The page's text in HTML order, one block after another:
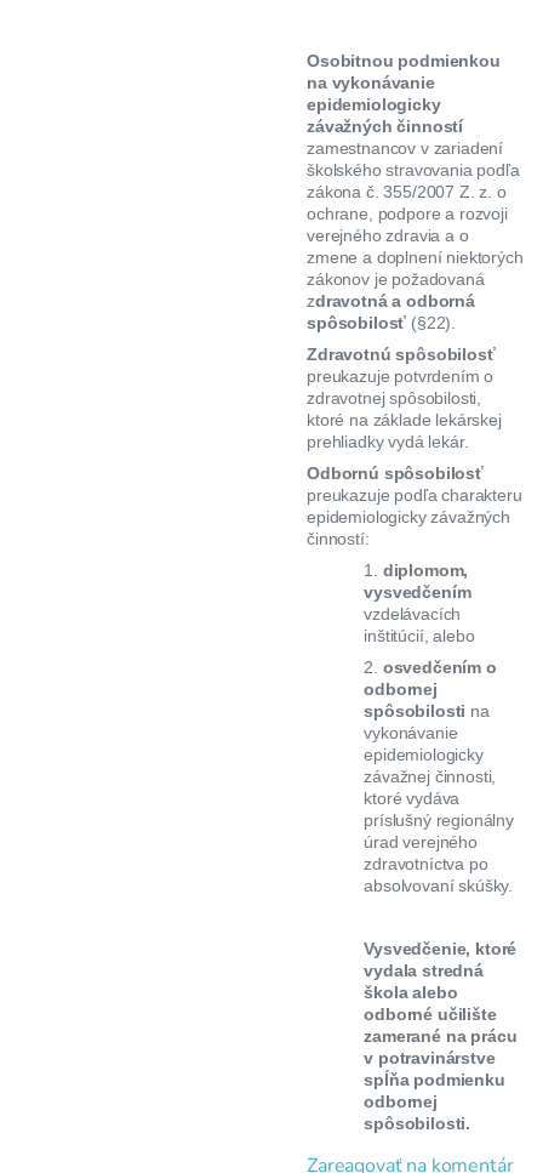
Osobitnou podmienkou
na vykonávanie
epidemiologicky
závažných činností
zamestnancov v zariadení
školského stravovania podľa
zákona č. 355/2007 Z. z. o
ochrane, podpore a rozvoji
verejného zdravia a o
zmene a doplnení niektorých
zákonov je požadovaná
zdravotná a odborná
spôsobilosť (§22).
Zdravotnú spôsobilosť
preukazuje potvrdením o
zdravotnej spôsobilosti,
ktoré na základe lekárskej
prehliadky vydá lekár.
Odbornú spôsobilosť
preukazuje podľa charakteru
epidemiologicky závažných
činností:
1. diplomom,
vysvedčením
vzdelávacích
inštitúcií, alebo
2. osvedčením o
odbornej
spôsobilosti na
vykonávanie
epidemiologicky
závažnej činnosti,
ktoré vydáva
príslušný regionálny
úrad verejného
zdravotníctva po
absolvovaní skúšky.
Vysvedčenie, ktoré
vydala stredná
škola alebo
odborné učilište
zamerané na prácu
v potravinárstve
spĺňa podmienku
odbornej
spôsobilosti.
Zareagovať na komentár